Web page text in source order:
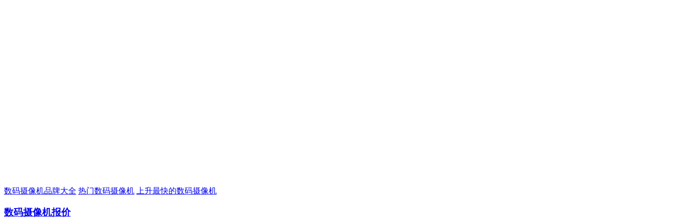
数码摄像机品牌大全 热门数码摄像机 上升最快的数码摄像机
数码摄像机报价